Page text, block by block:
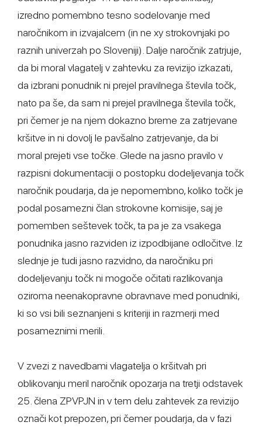
izredno pomembno tesno sodelovanje med
naročnikom in izvajalcem (in ne xy strokovnjaki po
raznih univerzah po Sloveniji). Dalje naročnik zatrjuje,
da bi moral vlagatelj v zahtevku za revizijo izkazati,
da izbrani ponudnik ni prejel pravilnega števila točk,
nato pa še, da sam ni prejel pravilnega števila točk,
pri čemer je na njem dokazno breme za zatrjevane
kršitve in ni dovolj le pavšalno zatrjevanje, da bi
moral prejeti vse točke. Glede na jasno pravilo v
razpisni dokumentaciji o postopku dodeljevanja točk
naročnik poudarja, da je nepomembno, koliko točk je
podal posamezni član strokovne komisije, saj je
pomemben seštevek točk, ta pa je za vsakega
ponudnika jasno razviden iz izpodbijane odločitve. Iz
slednje je tudi jasno razvidno, da naročniku pri
dodeljevanju točk ni mogoče očitati razlikovanja
oziroma neenakopravne obravnave med ponudniki,
ki so vsi bili seznanjeni s kriteriji in razmerji med
posameznimi merili.
V zvezi z navedbami vlagatelja o kršitvah pri
oblikovanju meril naročnik opozarja na tretji odstavek
25. člena ZPVPJN in v tem delu zahtevek za revizijo
označi kot prepozen, pri čemer poudarja, da v fazi